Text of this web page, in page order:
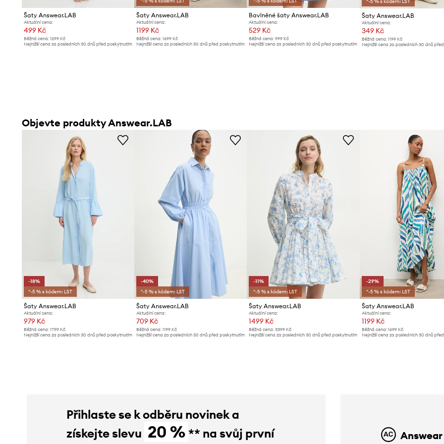
Šaty Answear.LAB
Aktuální cena:
499 Kč
Běžná cena: 1299 Kč
Nejnižší cena za posledních 30 dnů před poskytnutím
Šaty Answear.LAB
Aktuální cena:
1199 Kč
Běžná cena:1699 Kč
Nejnižší cena za posledních 30 dnů před poskytnutím
Bavlněné šaty Answear.LAB
Aktuální cena:
529 Kč
Běžná cena: 999 Kč
Nejnižší cena za posledních 30 dnů před poskytnutím
*-5 % s kódem: LST
Šaty Answear.LAB
Aktuální cena:
349 Kč
Běžná cena: 1199 Kč
Nejnižší cena za posledních 30 dnů
Objevte produkty Answear.LAB
-18%
*-5 % s kódem: LST
Šaty Answear.LAB
Aktuální cena:
979 Kč
Běžná cena: 1799 Kč
Nejnižší cena za posledních 30 dnů před poskytnutím
-40%
*-5 % s kódem: LST
Šaty Answear.LAB
Aktuální cena:
709 Kč
Běžná cena:1199 Kč
Nejnižší cena za posledních 30 dnů před poskytnutím
-11%
*-5 % s kódem: LST
Šaty Answear.LAB
Aktuální cena:
1499 Kč
Běžná cena: 3399 Kč
Nejnižší cena za posledních 30 dnů před poskytnutím
-29%
*-5 % s kódem: LST
Šaty Answear.LAB
Aktuální cena:
1199 Kč
Běžná cena: 1699 Kč
Nejnižší cena za posledních 30 dnů
Přihlaste se k odběru novinek a
získejte slevu 20 % ** na svůj první